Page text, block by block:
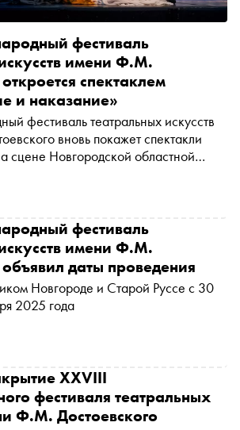
фестиваль
имени Ф.М.
спектаклем
и наказание»
фестиваль театральных искусств
вновь покажет спектакли
сцене Новгородской областной
Московского драматического
Яковлевафестиваль
имени Ф.М.
даты проведения
Новгороде и Старой Руссе с 30
2025 года
XXVIII
фестиваля театральных
Ф.М. Достоевского